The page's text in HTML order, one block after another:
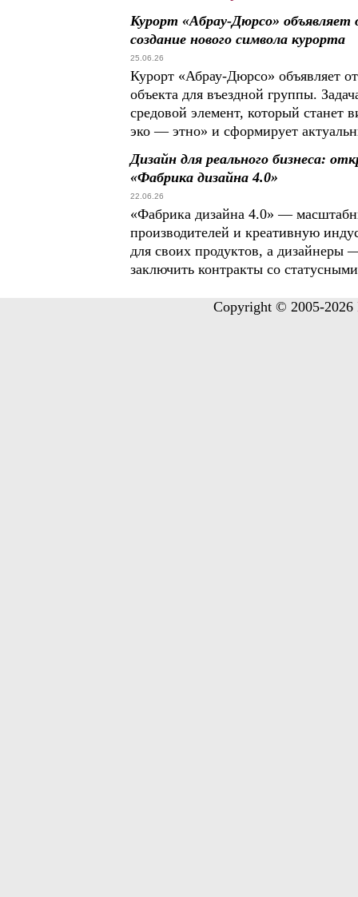
Курорт «Абрау-Дюрсо»
создание нового символа курорта
25.06.26
Курорт «Абрау-Дюрсо» объявляет
объекта для въездной группы.
средовой элемент, который
эко — этно» и сформирует
Дизайн для реального бизнеса:
«Фабрика дизайна 4.0»
22.06.26
«Фабрика дизайна 4.0» —
производителей и креативную
для своих продуктов, а дизайнеры
заключить контракты со
Copyright © 2005-2026